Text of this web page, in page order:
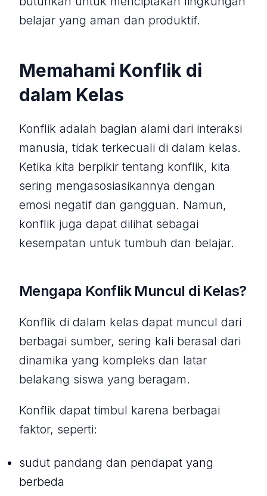
belajar yang aman dan produktif.
Memahami Konflik di
dalam Kelas
Konflik adalah bagian alami dari interaksi
manusia, tidak terkecuali di dalam kelas.
Ketika kita berpikir tentang konflik, kita
sering mengasosiasikannya dengan
emosi negatif dan gangguan. Namun,
konflik juga dapat dilihat sebagai
kesempatan untuk tumbuh dan belajar.
Mengapa Konflik Muncul di Kelas?
Konflik di dalam kelas dapat muncul dari
berbagai sumber, sering kali berasal dari
dinamika yang kompleks dan latar
belakang siswa yang beragam.
Konflik dapat timbul karena berbagai
faktor, seperti:
sudut pandang dan pendapat yang
berbeda